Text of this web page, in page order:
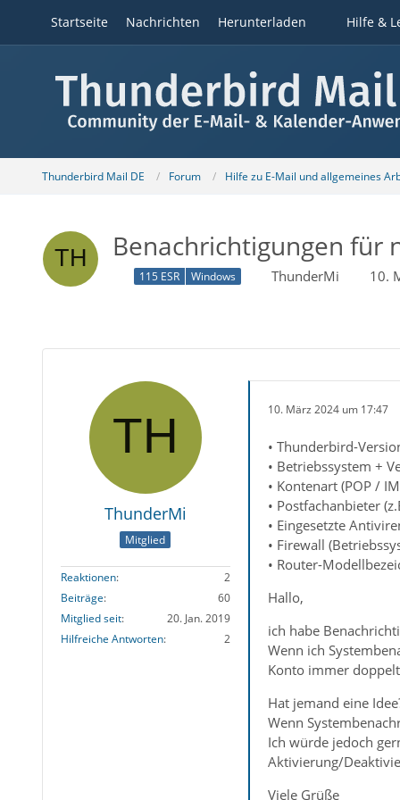
Startseite Nachrichten Herunterladen Hilfe &
Thunderbird Mail DE Forum Hilfe zu E-Mail und allgemeines
Benachrichtigungen für
115 ESR Windows ThunderMi 10.
ThunderMi
Mitglied
Reaktionen
2
Beiträge
60
Mitglied seit
20. Jan. 2019
Hilfreiche Antworten
2
10. März 2024 um 17:47
• Thunderbird-
• Betriebssystem +
• Kontenart (POP /
• Postfachanbieter
• Eingesetzte
• Firewall
• Router-
Hallo,
ich habe
Wenn ich
Konto immer
Hat jemand eine
Wenn
Ich würde jedoch
Aktivierung/
Viele Grüße